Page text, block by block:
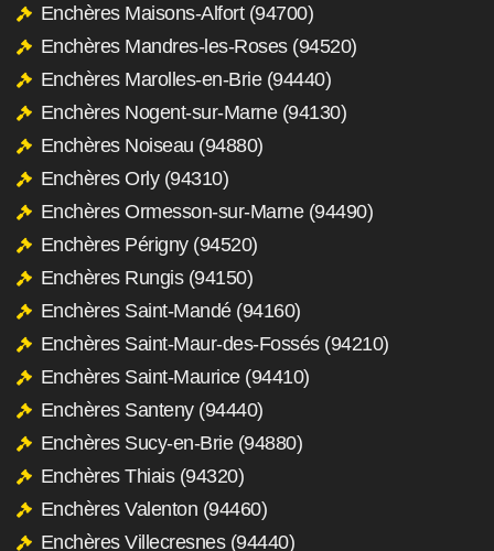
Enchères Maisons-Alfort (94700)
Enchères Mandres-les-Roses (94520)
Enchères Marolles-en-Brie (94440)
Enchères Nogent-sur-Marne (94130)
Enchères Noiseau (94880)
Enchères Orly (94310)
Enchères Ormesson-sur-Marne (94490)
Enchères Périgny (94520)
Enchères Rungis (94150)
Enchères Saint-Mandé (94160)
Enchères Saint-Maur-des-Fossés (94210)
Enchères Saint-Maurice (94410)
Enchères Santeny (94440)
Enchères Sucy-en-Brie (94880)
Enchères Thiais (94320)
Enchères Valenton (94460)
Enchères Villecresnes (94440)